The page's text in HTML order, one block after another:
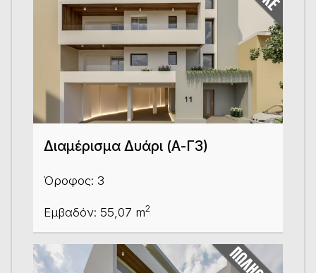
Διαμέρισμα Δυάρι (Α-Γ3)
Όροφος: 3
Εμβαδόν: 55,07 m2